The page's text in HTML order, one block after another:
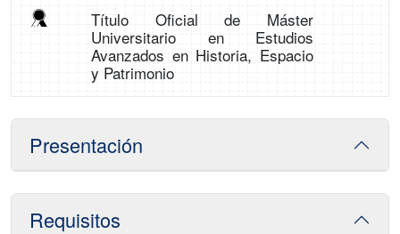
Título Oficial de Máster
Universitario en Estudios
Avanzados en Historia, Espacio
y Patrimonio
Presentación
Requisitos